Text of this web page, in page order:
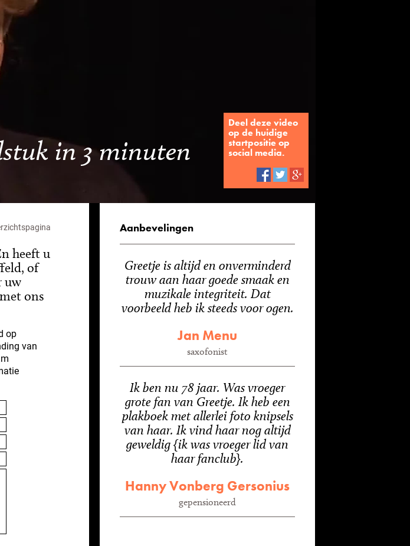
in 3 minuten
Deel deze video
op de huidige
startpositie op
social media.
heeft u
of
uw
ons
op
van
Aanbevelingen
Greetje is altijd en onverminderd
trouw aan haar goede smaak en
muzikale integriteit. Dat
voorbeeld heb ik steeds voor ogen.
Jan Menu
saxofonist
Ik ben nu 78 jaar. Was vroeger
grote fan van Greetje. Ik heb een
plakboek met allerlei foto knipsels
van haar. Ik vind haar nog altijd
geweldig {ik was vroeger lid van
haar fanclub}.
Hanny Vonberg Gersonius
gepensioneerd